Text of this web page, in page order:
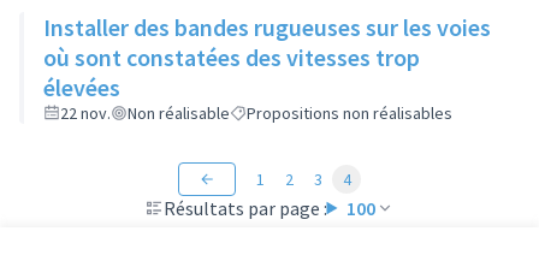
Installer des bandes rugueuses sur les voies
où sont constatées des vitesses trop
élevées
22 nov. Non réalisable Propositions non réalisables
Résultats par page : 100
1 2 3 4